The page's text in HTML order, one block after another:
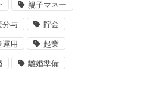
親子マネー
分与 貯金
運用 起業
離婚準備